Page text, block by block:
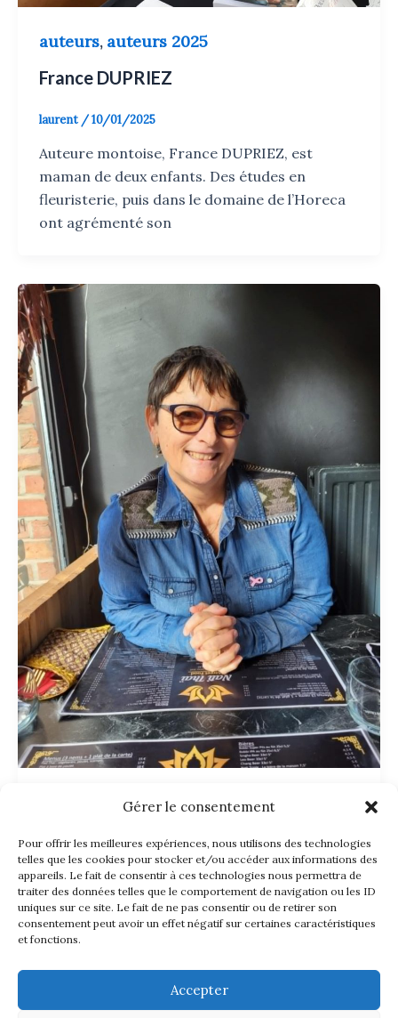
Gérer le consentement
Pour offrir les meilleures expériences, nous utilisons des technologies
telles que les cookies pour stocker et/ou accéder aux informations des
appareils. Le fait de consentir à ces technologies nous permettra de
traiter des données telles que le comportement de navigation ou les ID
uniques sur ce site. Le fait de ne pas consentir ou de retirer son
consentement peut avoir un effet négatif sur certaines caractéristiques
et fonctions.
Accepter
auteurs, auteurs 2025
France DUPRIEZ
laurent /10/01/2025
Auteure montoise, France DUPRIEZ, est
maman de deux enfants. Des études en
fleuristerie, puis dans le domaine de l’Horeca
ont agrémenté son
auteurs 2025
Jacqueline Ypersier
laurent/10/01/2025
Jacqueline Ypersier Après une enfance
marquée par la violence, l’auteure n’aurait